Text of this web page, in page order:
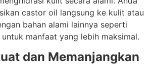
castor oil langsung ke kulit atau
bahan alami lainnya seperti
manfaat yang lebih maksimal.
dan Memanjangkan